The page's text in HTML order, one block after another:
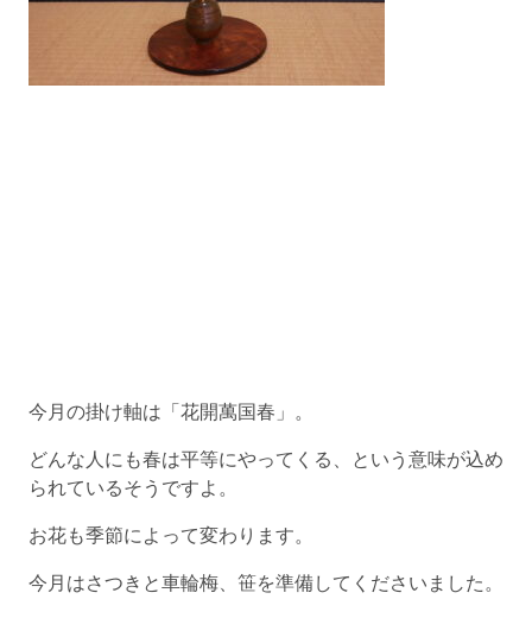
今月の掛け軸は「花開萬国春」。
どんな人にも春は平等にやってくる、という意味が込め
られているそうですよ。
お花も季節によって変わります。
今月はさつきと車輪梅、笹を準備してくださいました。